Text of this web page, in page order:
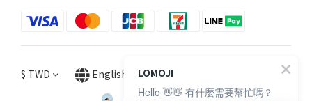
$ TWD English
LOMOJI
Hello 👋👋 有什麼需要幫忙嗎？